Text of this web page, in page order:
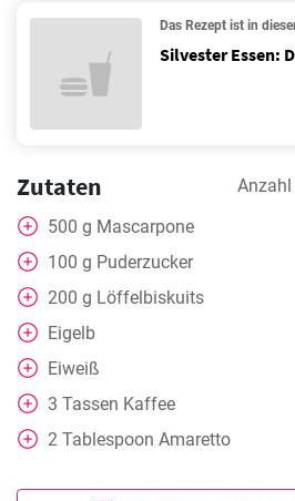
Das Rezept ist in
Silvester Essen:
Zutaten
500 g Mascarpone
100 g Puderzucker
200 g Löffelbiskuits
Eigelb
Eiweiß
3 Tassen Kaffee
2 Tablespoon Amaretto